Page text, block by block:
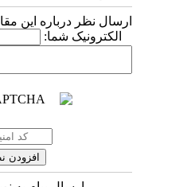
ارسال نظر درباره این
الکترونیک شما: